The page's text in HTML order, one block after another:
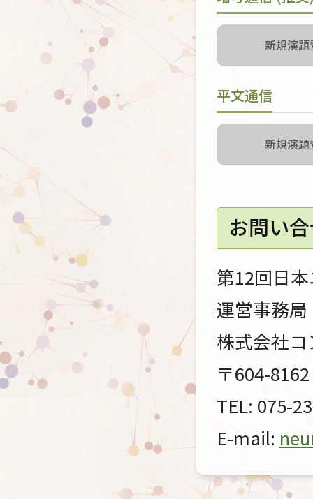
新規演
平文通信
新規演
お問い
第12回日
運営事務局
株式会社
〒604-
TEL: 075-
E-mail: